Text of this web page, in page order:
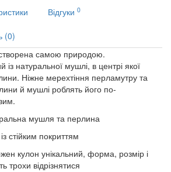
Відгуки 0
(0)
самою природою.
із натуральної мушлі, в центрі якої
Ніжне мерехтіння перламутру та
й мушлі роблять його по-
мушля та перлина
стійким покриттям
кулон унікальний, форма, розмір і
трохи відрізнятися